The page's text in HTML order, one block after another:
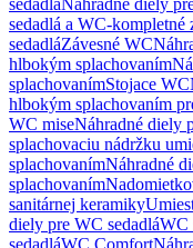
sedadláNáhradné diely
sedadlá a WC-kompletné
sedadláZávesné WC
hlbokým splachovaním
splachovanímStojace WC
hlbokým splachovaním
WC miseNáhradné diely
splachovaciu nádržku
splachovanímNáhradné
splachovaním
sanitárnej keramiky
diely pre WC sedadláWC
sedadláWC Comfort